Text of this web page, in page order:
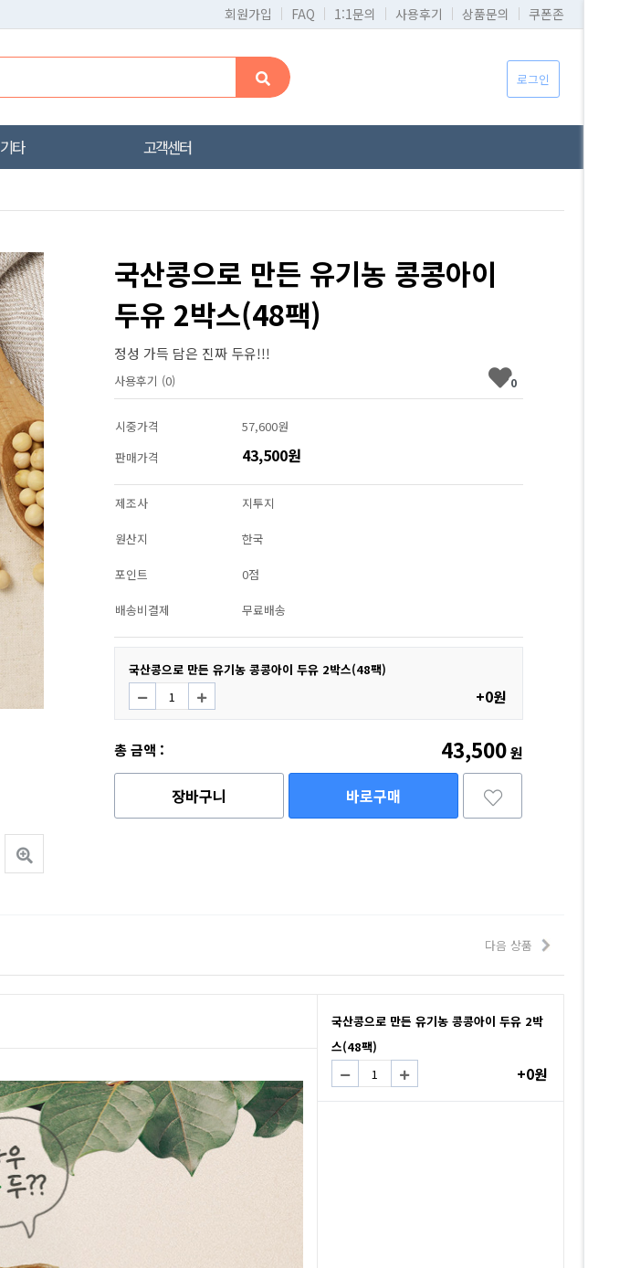
회원가입 FAQ 1:1문의 사용후기 상품문의 쿠폰존
로그인
기타 고객센터
국산콩으로 만든 유기농 콩콩아이
두유 2박스(48팩)
정성 가득 담은 진짜 두유!!!
사용후기 (0) 0
시중가격
57,600원
판매가격
43,500원
제조사 지투지
원산지 한국
포인트 0점
배송비결제 무료배송
국산콩으로 만든 유기농 콩콩아이 두유 2박스(48팩)
+0원
총 금액 : 43,500원
장바구니 바로구매
다음 상품
국산콩으로 만든 유기농 콩콩아이 두유 2박
스(48팩)
+0원